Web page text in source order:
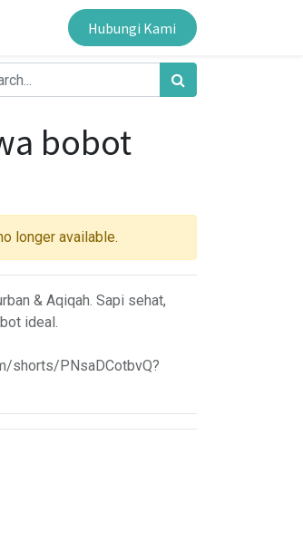
Hubungi Kami
bobot
longer available.
& Aqiqah. Sapi sehat,
ideal.
shorts/PNsaDCotbvQ?